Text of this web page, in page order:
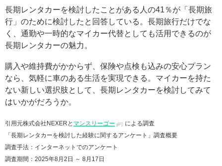
長期レンタカーを検討したことがある人の41％が「長期旅
行」のために検討したと回答している。長期旅行だけでな
く、通勤や一時的なマイカー代替としても活用できるのが
長期レンタカーの魅力。
購入や維持費がかからず、保険や点検も込みの安心プラン
なら、気軽に車のある生活を実現できる。マイカーを持た
ない新しい選択肢として、長期レンタカーを検討してみて
はいかがだろうか。
引用元株式会社NEXERと マンスリーゴー
による調査
「長期レンタカーを検討した経験に関するアンケート」調査概要
調査手法：インターネットでのアンケート
調査期間：2025年8月2日 ～ 8月17日